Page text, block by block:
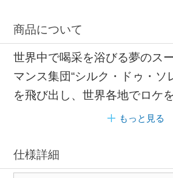
商品について
世界中で喝采を浴びる夢のス
マンス集団“シルク・ドゥ・ソ
を飛び出し、世界各地でロケを
もっと見る
仕様詳細